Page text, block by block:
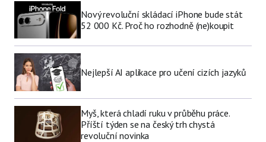
Nový revoluční skládací iPhone bude stát
52 000 Kč. Proč ho rozhodně (ne)koupit
Nejlepší AI aplikace pro učení cizích jazyků
Myš, která chladí ruku v průběhu práce.
Příští týden se na český trh chystá
revoluční novinka